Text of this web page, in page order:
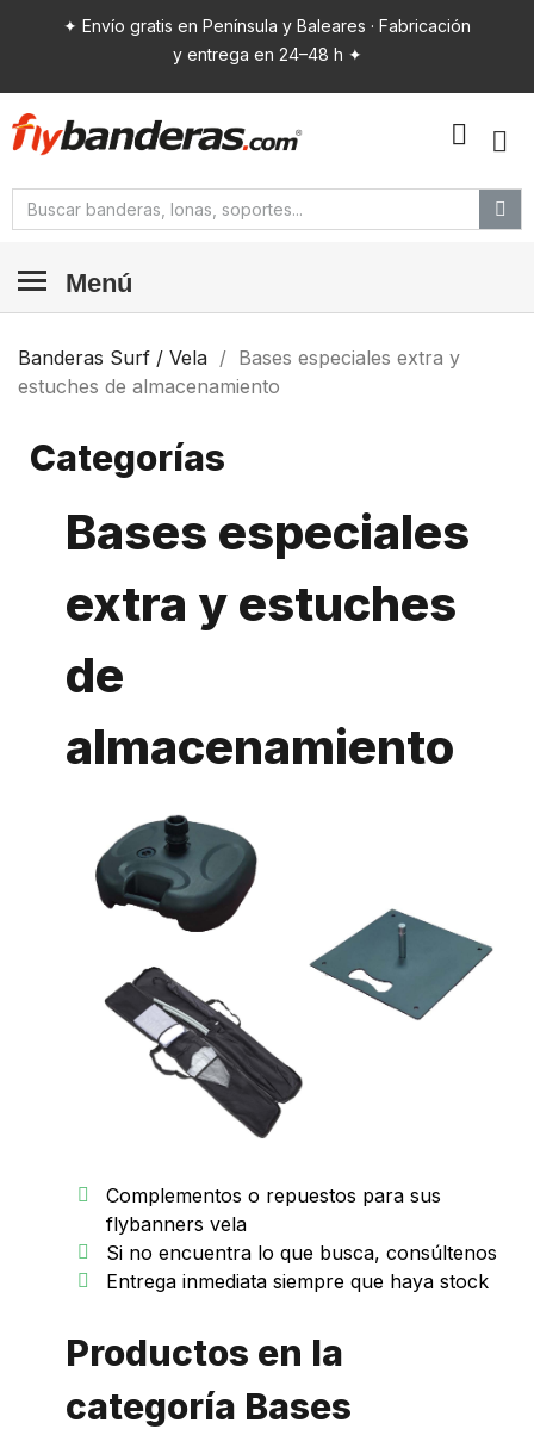
✦ Envío gratis en Península y Baleares · Fabricación
y entrega en 24–48 h ✦
Menú
Banderas Surf / Vela
Bases especiales extra y
estuches de almacenamiento
Categorías
Bases especiales
extra y estuches
de
almacenamiento
Complementos o repuestos para sus
flybanners vela
Si no encuentra lo que busca, consúltenos
Entrega inmediata siempre que haya stock
Productos en la
categoría Bases